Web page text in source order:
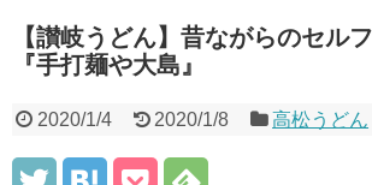
【讃岐うどん】昔ながらのセル
『手打麺や大島』
2020/1/4 2020/1/8 高松うどん